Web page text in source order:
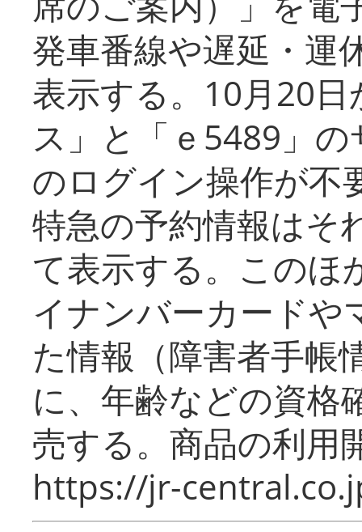
発車番線や遅延・運
表示する。10月20
ス」と「ｅ5489」
のログイン操作が不
特急の予約情報はそ
て表示する。このほ
イナンバーカードや
た情報（障害者手帳
に、年齢などの資格
売する。商品の利用
https://jr-